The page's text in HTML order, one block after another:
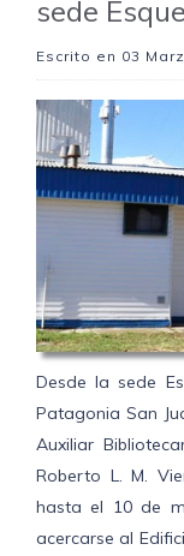
sede
Escrito en 03
Desde la sede
Patagonia San
Auxiliar
Roberto L. M.
hasta el 10 de
acercarse al